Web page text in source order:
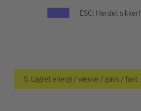
ESG: Herdet
5. Lagret energi / væske / gass / fast